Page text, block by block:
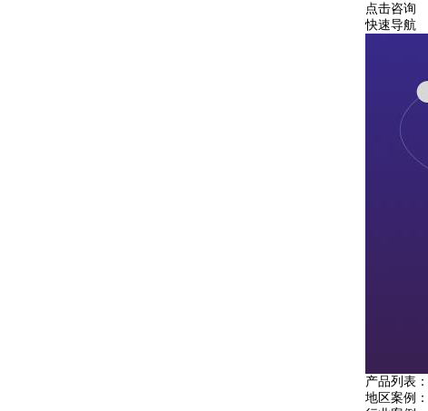
点击咨询
快速导航
产品列表：
地区案例：